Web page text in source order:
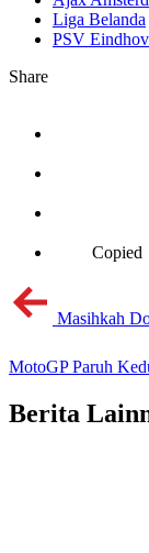
Liga Belanda
PSV
Share
Copied
Masihkah
MotoGP Paruh
Berita